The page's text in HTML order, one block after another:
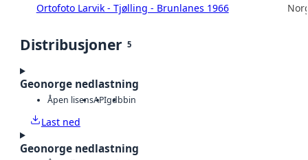
Ortofoto Larvik - Tjølling - Brunlanes 1966
Distribusjoner 5
Geonorge nedlastning
Åpen lisensAPIgdbbin
Last ned
Geonorge nedlastning